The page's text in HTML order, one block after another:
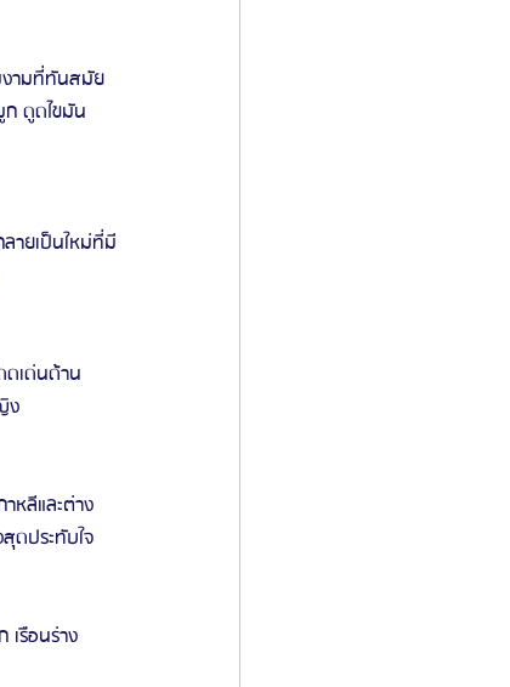
งามที่ทันสมัย
ดูดไขมัน
ายเป็นใหม่ที่มี
ดเด่นด้าน
ง
หลีและต่าง
ดประทับใจ
เรือนร่าง